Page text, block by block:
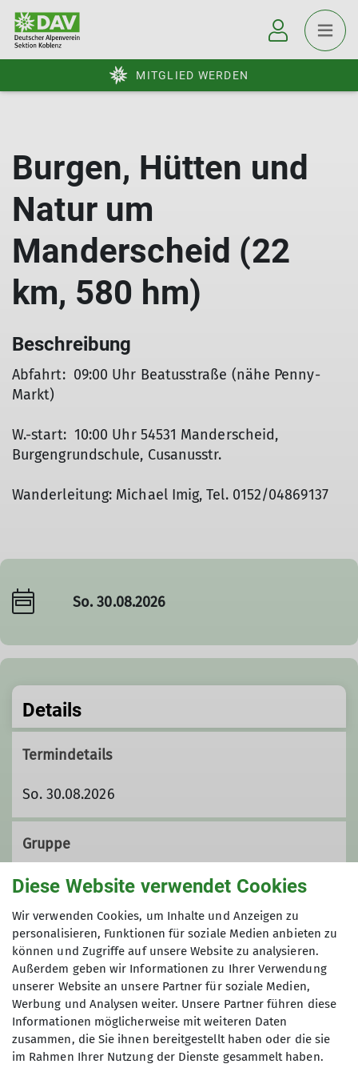
MITGLIED WERDEN
Burgen, Hütten und
Natur um
Manderscheid (22
km, 580 hm)
Beschreibung
Abfahrt: 09:00 Uhr Beatusstraße (nähe Penny-
Markt)
W.-start: 10:00 Uhr 54531 Manderscheid,
Burgengrundschule, Cusanusstr.
Wanderleitung: Michael Imig, Tel. 0152/04869137
So. 30.08.2026
Details
Termindetails
So. 30.08.2026
Gruppe
Wandergruppe
Wir sind eine Gruppe von
Wanderfreund*innen, die ihre Freizeit
mit Tageswanderungen im Umkreis bis
etwa 100 km um Koblenz herum
verbringen. Unsere Wanderungen
Sektion
Diese Website verwendet Cookies
Wir verwenden Cookies, um Inhalte und Anzeigen zu
personalisieren, Funktionen für soziale Medien anbieten zu
können und Zugriffe auf unsere Website zu analysieren.
Außerdem geben wir Informationen zu Ihrer Verwendung
unserer Website an unsere Partner für soziale Medien,
Werbung und Analysen weiter. Unsere Partner führen diese
Informationen möglicherweise mit weiteren Daten
zusammen, die Sie ihnen bereitgestellt haben oder die sie
im Rahmen Ihrer Nutzung der Dienste gesammelt haben.